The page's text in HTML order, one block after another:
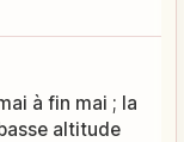
à fin mai ; la
altitude